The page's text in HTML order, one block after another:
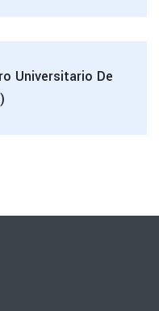
Universitario De